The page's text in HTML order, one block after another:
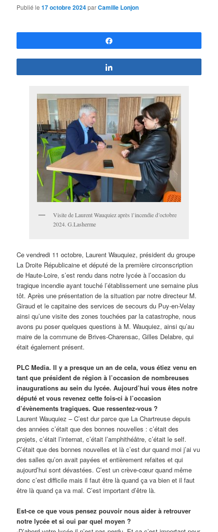
Publié le17 octobre 2024parCamille Lonjon
Visite de Laurent Wauquiez après l’incendie d’octobre
2024. G.Lasherme
Ce vendredi 11 octobre, Laurent Wauquiez, président du groupe
La Droite Républicaine et député de la première circonscription
de Haute-Loire, s’est rendu dans notre lycée à l’occasion du
tragique incendie ayant touché l’établissement une semaine plus
tôt.Après une présentation de la situation par notre directeur M.
Giraud et le capitaine des services de secours du Puy-en-Velay
ainsi qu’une visite des zones touchées par la catastrophe, nous
avons pu poser quelques questions à M. Wauquiez, ainsi qu’au
maire de la commune de Brives-Charensac, Gilles Delabre, qui
était également présent.
PLC Media. Il y a presque un an de cela, vous étiez venu en
tant que président de région à l’occasion de nombreuses
inaugurations au sein du lycée. Aujourd’hui vous êtes notre
député et vous revenez cette fois-ci à l’occasion
d’évènements tragiques. Que ressentez-vous ?
Laurent Wauquiez – C’est dur parce que La Chartreuse depuis
des années c’était que des bonnes nouvelles : c’était des
projets, c’était l’internat, c’était l’amphithéâtre, c’était le self.
C’était que des bonnes nouvelles et là c’est dur quand moi j’ai vu
des salles qu’on avait payées et entièrement refaites et qui
aujourd’hui sont dévastées. C’est un crève-cœur quand même
donc c’est difficile mais il faut être là quand ça va bien et il faut
être là quand ça va mal. C’est important d’être là.
Est-ce ce que vous pensez pouvoir nous aider à retrouver
notre lycée et si oui par quel moyen ?